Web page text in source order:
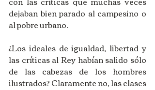
dejaban bien parado al campesino o
al pobre urbano.
¿Los ideales de igualdad, libertad y
las críticas al Rey habían salido sólo
de las cabezas de los hombres
ilustrados? Claramente no, las clases